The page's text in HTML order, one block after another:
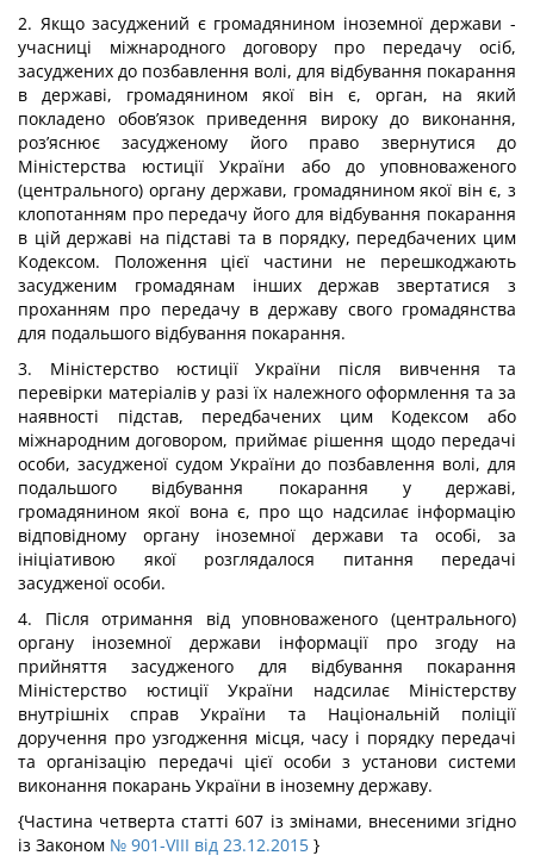
2. Якщо засуджений є громадянином іноземної держави -
учасниці міжнародного договору про передачу осіб,
засуджених до позбавлення волі, для відбування покарання
в державі, громадянином якої він є, орган, на який
покладено обов’язок приведення вироку до виконання,
роз’яснює засудженому його право звернутися до
Міністерства юстиції України або до уповноваженого
(центрального) органу держави, громадянином якої він є, з
клопотанням про передачу його для відбування покарання
в цій державі на підставі та в порядку, передбачених цим
Кодексом. Положення цієї частини не перешкоджають
засудженим громадянам інших держав звертатися з
проханням про передачу в державу свого громадянства
для подальшого відбування покарання.
3. Міністерство юстиції України після вивчення та
перевірки матеріалів у разі їх належного оформлення та за
наявності підстав, передбачених цим Кодексом або
міжнародним договором, приймає рішення щодо передачі
особи, засудженої судом України до позбавлення волі, для
подальшого відбування покарання у державі,
громадянином якої вона є, про що надсилає інформацію
відповідному органу іноземної держави та особі, за
ініціативою якої розглядалося питання передачі
засудженої особи.
4. Після отримання від уповноваженого (центрального)
органу іноземної держави інформації про згоду на
прийняття засудженого для відбування покарання
Міністерство юстиції України надсилає Міністерству
внутрішніх справ України та Національній поліції
доручення про узгодження місця, часу і порядку передачі
та організацію передачі цієї особи з установи системи
виконання покарань України в іноземну державу.
{Частина четверта статті 607 із змінами, внесеними згідно
із Законом № 901-VIII від 23.12.2015 }